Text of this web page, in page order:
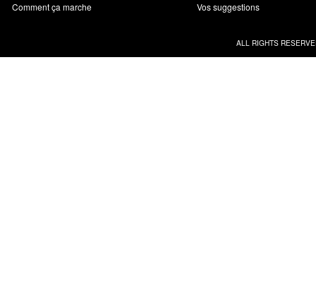
Comment ça marche
Vos suggestions
ALL RIGHTS